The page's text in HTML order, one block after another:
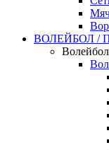
ВОЛЕЙБОЛ /
Волейбол